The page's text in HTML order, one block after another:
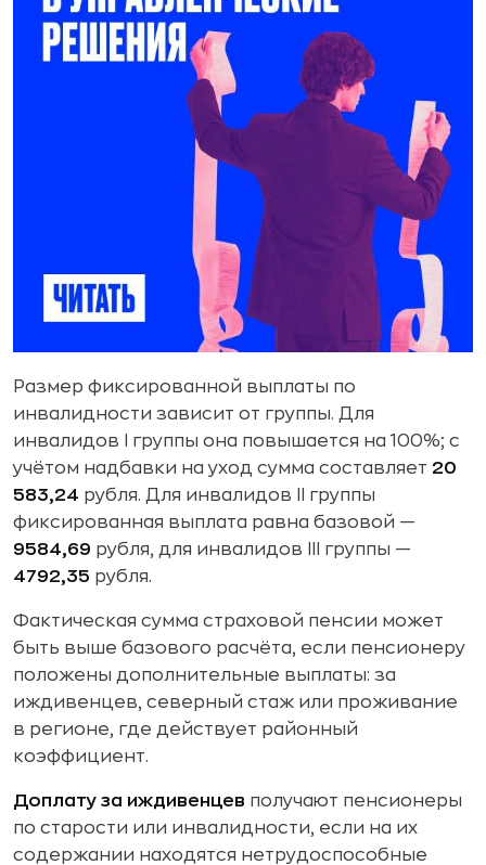
Размер фиксированной выплаты по
инвалидности зависит от группы. Для
инвалидов I группы она повышается на 100%; с
учётом надбавки на уход сумма составляет 20
583,24 рубля. Для инвалидов II группы
фиксированная выплата равна базовой —
9584,69 рубля, для инвалидов III группы —
4792,35 рубля.
Фактическая сумма страховой пенсии может
быть выше базового расчёта, если пенсионеру
положены дополнительные выплаты: за
иждивенцев, северный стаж или проживание
в регионе, где действует районный
коэффициент.
Доплату за иждивенцев получают пенсионеры
по старости или инвалидности, если на их
содержании находятся нетрудоспособные